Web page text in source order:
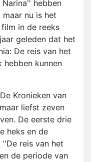
hebben
nu is het
in de reeks
geleden dat het
De reis van het
kunnen
Kronieken van
liefst zeven
De eerste drie
heks en de
reis van het
de periode van